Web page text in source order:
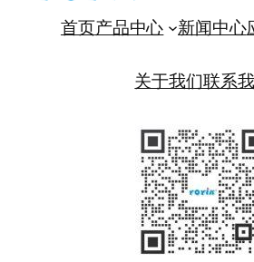
首页产品中心 新闻中心
关于我们联系